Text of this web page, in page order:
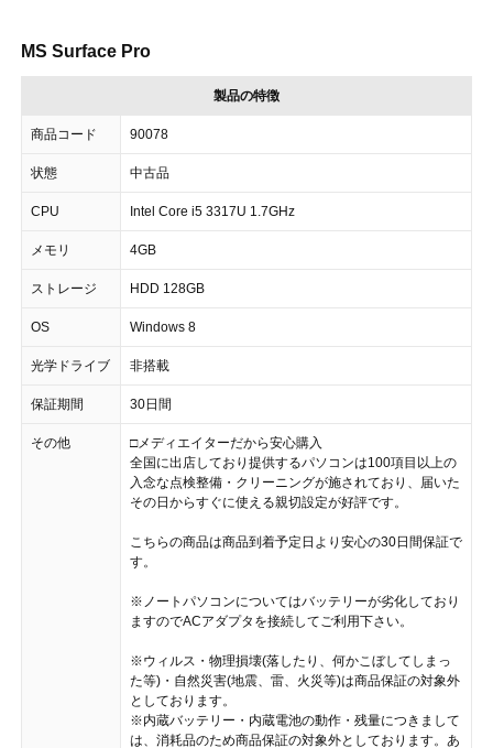
MS Surface Pro
製品の特徴
商品コード 90078
状態 中古品
CPU Intel Core i5 3317U 1.7GHz
メモリ 4GB
ストレージ HDD 128GB
OS Windows 8
光学ドライブ 非搭載
保証期間 30日間
その他
□メディエイターだから安心購入
全国に出店しており提供するパソコンは100項目以上の
入念な点検整備・クリーニングが施されており、届いた
その日からすぐに使える親切設定が好評です。
こちらの商品は商品到着予定日より安心の30日間保証で
す。
※ノートパソコンについてはバッテリーが劣化しており
ますのでACアダプタを接続してご利用下さい。
※ウィルス・物理損壊(落したり、何かこぼしてしまっ
た等)・自然災害(地震、雷、火災等)は商品保証の対象外
としております。
※内蔵バッテリー・内蔵電池の動作・残量につきまして
は、消耗品のため商品保証の対象外としております。あ